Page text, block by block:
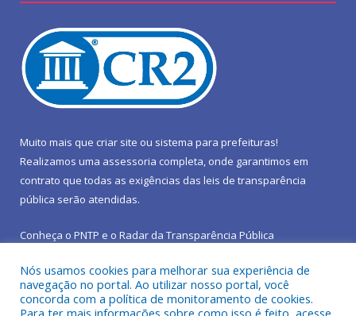
Muito mais que criar site ou sistema para prefeituras!
Realizamos uma assessoria completa, onde garantimos em
contrato que todas as exigências das leis de transparência
pública serão atendidas.
Conheça o PNTP e o Radar da Transparência Pública
Nós usamos cookies para melhorar sua experiência de
navegação no portal. Ao utilizar nosso portal, você
concorda com a política de monitoramento de cookies.
Para ter mais informações sobre como isso é feito, acesse